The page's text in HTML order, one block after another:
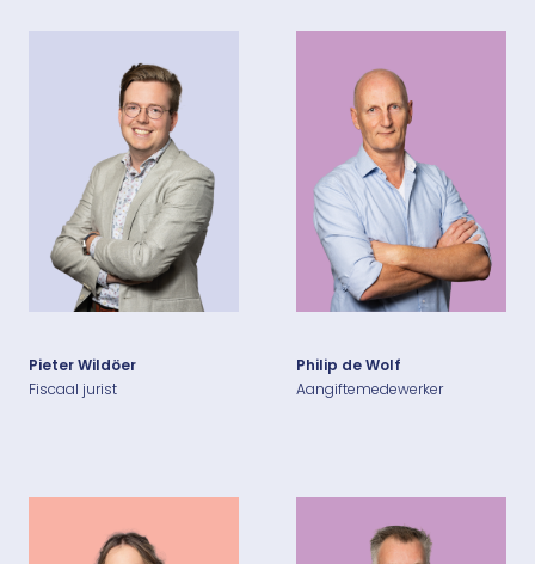
Pieter Wildöer
Fiscaal jurist
Philip de Wolf
Aangiftemedewerker